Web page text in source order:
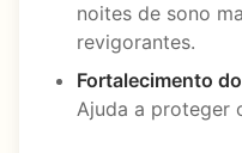
noites de sono
revigorantes.
Fortalecimento
Ajuda a proteger